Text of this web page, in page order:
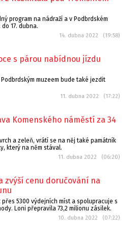
program na nádraží a v Podbrdském
17. dubna.
14. dubna 2022 (19:58)
s párou nabídnou jízdu
muzeem bude také jezdit
11. dubna 2022 (17:22)
Komenského náměstí za 34
a zeleň, vrátí se na něj také památník
který na něm stával.
11. dubna 2022 (06:20)
zvýší cenu doručování na
přes 5300 výdejních míst a spolupracuje s
Loni přepravila 73,2 milionu zásilek.
10. dubna 2022 (07:22)